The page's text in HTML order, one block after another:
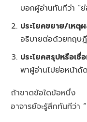
บอกผู้อ่านทันทีว่า “ย่
ประโยคขยาย/เหตุ
อธิบายต่อด้วยทฤษ
ประโยคสรุปหรือเชื่
พาผู้อ่านไปย่อหน้าถั
ถ้าขาดข้อใดข้อหนึ่ง
อาจารย์จะรู้สึกทันทีว่า